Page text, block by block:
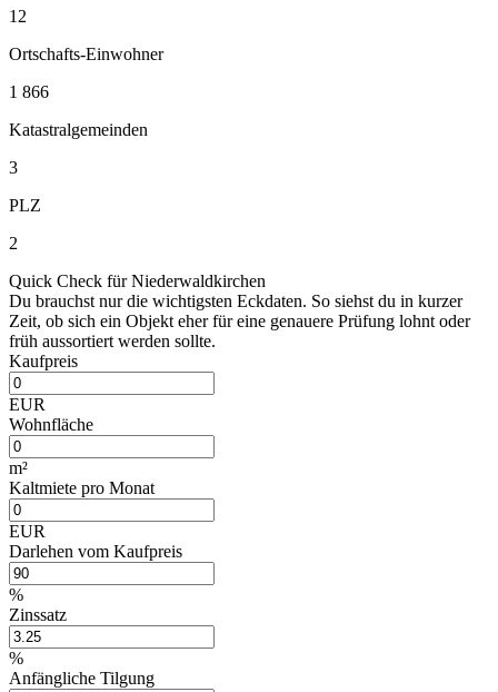
12
Ortschafts-Einwohner
1 866
Katastralgemeinden
3
PLZ
2
Quick Check für Niederwaldkirchen
Du brauchst nur die wichtigsten Eckdaten. So siehst du in kurzer
Zeit, ob sich ein Objekt eher für eine genauere Prüfung lohnt oder
früh aussortiert werden sollte.
Kaufpreis
EUR
Wohnfläche
m²
Kaltmiete pro Monat
EUR
Darlehen vom Kaufpreis
%
Zinssatz
%
Anfängliche Tilgung